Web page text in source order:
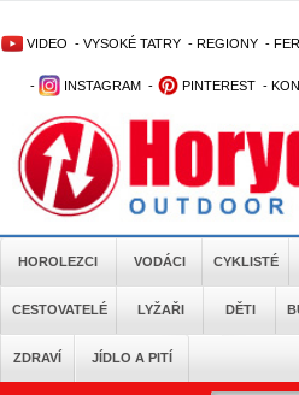
VIDEO - VYSOKÉ TATRY - REGIONY -
- INSTAGRAM - PINTEREST -
HOROLEZCI VODÁCI CYKLISTÉ
CESTOVATELÉ LYŽAŘI DĚTI
ZDRAVÍ JÍDLO A PITÍ